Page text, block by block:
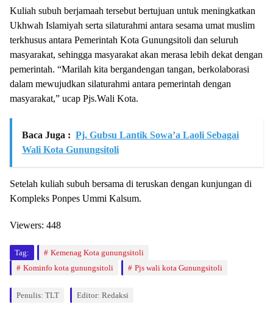
Kuliah subuh berjamaah tersebut bertujuan untuk meningkatkan
Ukhwah Islamiyah serta silaturahmi antara sesama umat muslim
terkhusus antara Pemerintah Kota Gunungsitoli dan seluruh
masyarakat, sehingga masyarakat akan merasa lebih dekat dengan
pemerintah. “Marilah kita bergandengan tangan, berkolaborasi
dalam mewujudkan silaturahmi antara pemerintah dengan
masyarakat,” ucap Pjs.Wali Kota.
Baca Juga : Pj. Gubsu Lantik Sowa’a Laoli Sebagai
Wali Kota Gunungsitoli
Setelah kuliah subuh bersama di teruskan dengan kunjungan di
Kompleks Ponpes Ummi Kalsum.
Viewers: 448
Tag:
Kemenag Kota gunungsitoli
Kominfo kota gunungsitoli
Pjs wali kota Gunungsitoli
Penulis: TLT Editor: Redaksi